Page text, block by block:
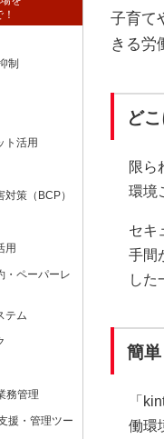
子育て
きる労
ど
限ら
環境
セキ
手間
した
簡
「
働環
制
ト活用
策（BCP）
用
・ペーパーレ
テム
務管理
援・管理ツー